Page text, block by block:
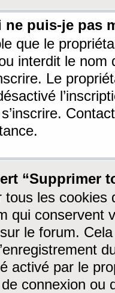
ne puis-je pas
que le
interdit le nom
Le
“Supprimer
tous les cookies
qui conservent
le forum.
activé par le
connexion ou